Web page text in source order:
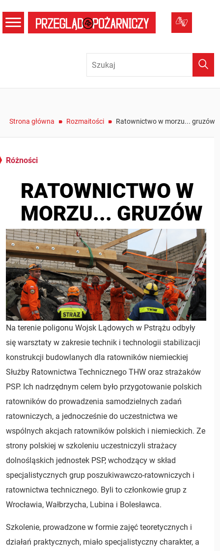
menu
Strona główna /
Rozmaitości /
Ratownictwo w morzu... gruzów
Różności
RATOWNICTWO W
MORZU... GRUZÓW
Na terenie poligonu Wojsk Lądowych w Pstrążu odbyły
się warsztaty w zakresie technik i technologii stabilizacji
konstrukcji budowlanych dla ratowników niemieckiej
Służby Ratownictwa Technicznego THW oraz strażaków
PSP. Ich nadrzędnym celem było przygotowanie polskich
ratowników do prowadzenia samodzielnych zadań
ratowniczych, a jednocześnie do uczestnictwa we
wspólnych akcjach ratowników polskich i niemieckich. Ze
strony polskiej w szkoleniu uczestniczyli strażacy
dolnośląskich jednostek PSP, wchodzący w skład
specjalistycznych grup poszukiwawczo-ratowniczych i
ratownictwa technicznego. Byli to członkowie grup z
Wrocławia, Wałbrzycha, Lubina i Bolesławca.
Szkolenie, prowadzone w formie zajęć teoretycznych i
działań praktycznych, miało specjalistyczny charakter, a